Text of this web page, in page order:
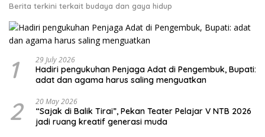
Berita terkini terkait budaya dan gaya hidup
1 29 July 2026
Hadiri pengukuhan Penjaga Adat di Pengembuk, Bupati:
adat dan agama harus saling menguatkan
2 20 May 2026
“Sajak di Balik Tirai”, Pekan Teater Pelajar V NTB 2026
jadi ruang kreatif generasi muda